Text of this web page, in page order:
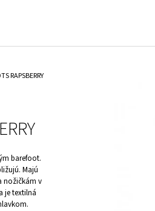
RAPSBERRY
barefoot.
Majú
nožičkám v
je textilná